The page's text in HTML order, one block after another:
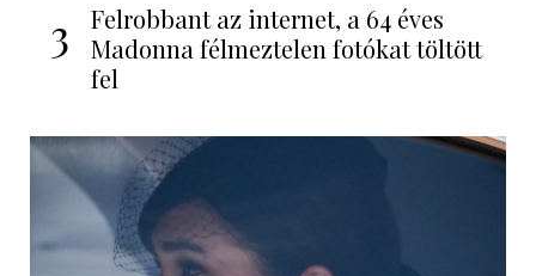
3
Felrobbant az internet, a 64 éves
Madonna félmeztelen fotókat töltött
fel